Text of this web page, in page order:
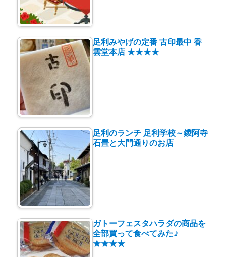
足利みやげの定番 古印最中 香
雲堂本店 ★★★★
足利のランチ 足利学校～鑁阿寺
石畳と大門通りのお店
ガトーフェスタハラダの商品を
全部買って食べてみた♪
★★★★